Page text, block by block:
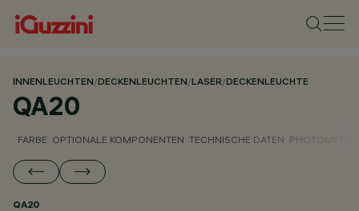
INNENLEUCHTEN/DECKENLEUCHTEN/LASER/DECKENLEUCHTE
QA20
FARBE OPTIONALE KOMPONENTEN TECHNISCHE DATEN
QA20